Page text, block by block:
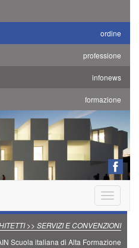
ordine
professione
infonews
formazione
Toggle
>> SERVIZI E CONVENZIONI
Scuola italiana di Alta Formazione